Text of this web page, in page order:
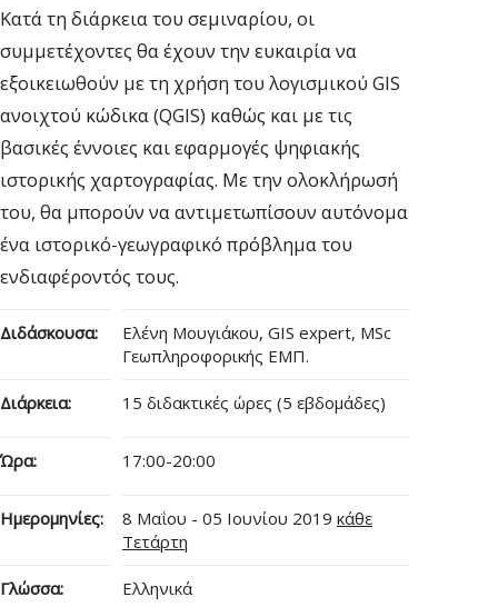
Κατά τη διάρκεια του σεμιναρίου, οι
συμμετέχοντες θα έχουν την ευκαιρία να
εξοικειωθούν με τη χρήση του λογισμικού GIS
ανοιχτού κώδικα (QGIS) καθώς και με τις
βασικές έννοιες και εφαρμογές ψηφιακής
ιστορικής χαρτογραφίας. Με την ολοκλήρωσή
του, θα μπορούν να αντιμετωπίσουν αυτόνομα
ένα ιστορικό-γεωγραφικό πρόβλημα του
ενδιαφέροντός τους.
Διδάσκουσα:
Ελένη Μουγιάκου, GIS expert, MSc
Γεωπληροφορικής ΕΜΠ.
Διάρκεια: 15 διδακτικές ώρες (5 εβδομάδες)
Ώρα: 17:00-20:00
Ημερομηνίες: 8 Μαΐου - 05 Ιουνίου 2019 κάθε
Τετάρτη
Γλώσσα: Ελληνικά